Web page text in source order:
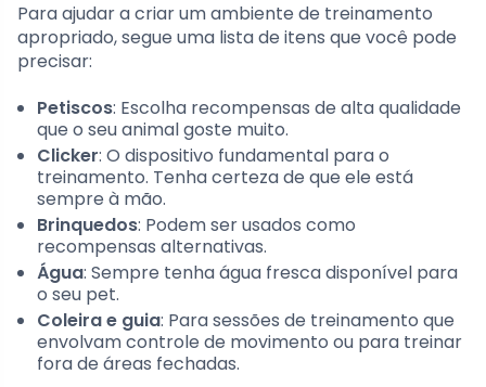
Para ajudar a criar um ambiente de treinamento
apropriado, segue uma lista de itens que você pode
precisar:
Petiscos: Escolha recompensas de alta qualidade
que o seu animal goste muito.
Clicker: O dispositivo fundamental para o
treinamento. Tenha certeza de que ele está
sempre à mão.
Brinquedos: Podem ser usados como
recompensas alternativas.
Água: Sempre tenha água fresca disponível para
o seu pet.
Coleira e guia: Para sessões de treinamento que
envolvam controle de movimento ou para treinar
fora de áreas fechadas.